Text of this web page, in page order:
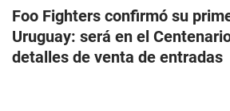
Foo Fighters confirmó su
Uruguay: será en el
detalles de venta de entradas